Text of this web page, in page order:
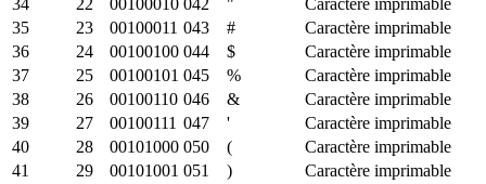
34
22 00100010 042 "
Caractère imprimable
35
23 00100011 043 #
Caractère imprimable
36
24 00100100 044 $
Caractère imprimable
37
25 00100101 045 %
Caractère imprimable
38
26 00100110 046 &
Caractère imprimable
39
27 00100111 047 '
Caractère imprimable
40
28 00101000 050 (
Caractère imprimable
41
29 00101001 051 )
Caractère imprimable